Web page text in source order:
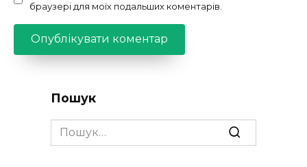
браузері для моїх подальших коментарів.
Пошук
Search
for: